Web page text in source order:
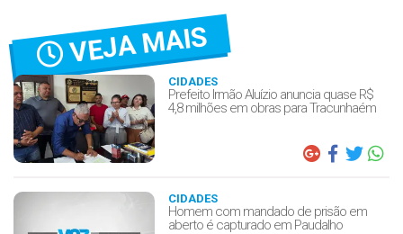
VEJA MAIS
CIDADES
Prefeito Irmão Aluízio anuncia quase R$
4,8 milhões em obras para Tracunhaém
CIDADES
Homem com mandado de prisão em
aberto é capturado em Paudalho